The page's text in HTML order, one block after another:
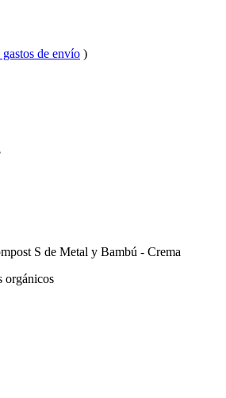
gastos de envío )
S de Metal y Bambú - Crema
orgánicos